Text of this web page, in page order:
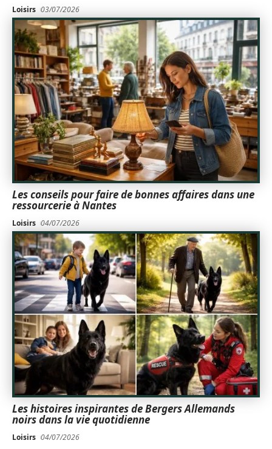
Loisirs 03/07/2026
Les conseils pour faire de bonnes affaires dans une
ressourcerie à Nantes
Loisirs 04/07/2026
Les histoires inspirantes de Bergers Allemands
noirs dans la vie quotidienne
Loisirs 04/07/2026